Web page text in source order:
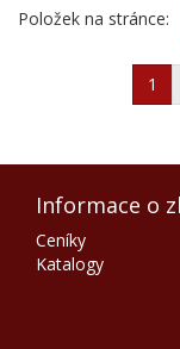
Položek na stránce:
1
Informace o
Ceníky
Katalogy